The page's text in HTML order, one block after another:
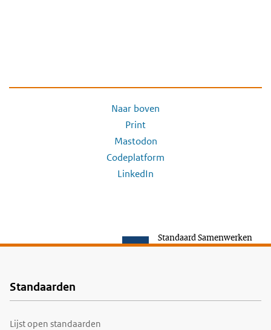
Naar boven
Print
Mastodon
Codeplatform
LinkedIn
Standaard Samenwerken
Voet
Standaarden
Lijst open standaarden